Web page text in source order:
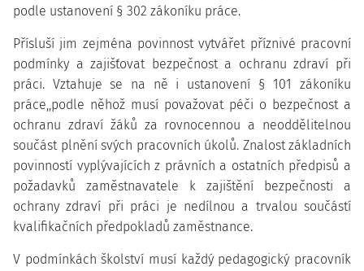
podle ustanovení § 302 zákoníku práce.
Přísluší jim zejména povinnost vytvářet příznivé pracovní
podmínky a zajišťovat bezpečnost a ochranu zdraví při
práci. Vztahuje se na ně i ustanovení § 101 zákoníku
práce,,podle něhož musí považovat péči o bezpečnost a
ochranu zdraví žáků za rovnocennou a neoddělitelnou
součást plnění svých pracovních úkolů. Znalost základních
povinností vyplývajících z právních a ostatních předpisů a
požadavků zaměstnavatele k zajištění bezpečnosti a
ochrany zdraví při práci je nedílnou a trvalou součástí
kvalifikačních předpokladů zaměstnance.
V podmínkách školství musí každý pedagogický pracovník